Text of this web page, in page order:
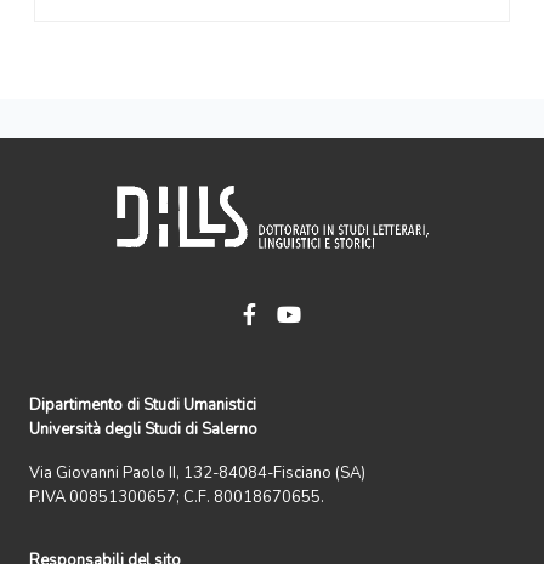
Dipartimento di Studi Umanistici
Università degli Studi di Salerno
Via Giovanni Paolo II, 132-84084-Fisciano (SA)
P.IVA 00851300657; C.F. 80018670655.